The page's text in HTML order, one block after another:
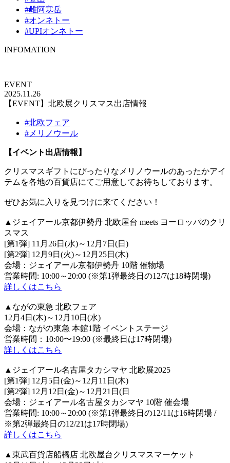
#雌阿寒岳
#オンネトー
#UPIオンネトー
INFOMATION
EVENT
2025.11.26
【EVENT】北欧展クリスマス出店情報
#北欧フェア
#メリノウール
【イベント出店情報】
クリスマスギフトにぴったりなメリノウールのあったかアイ
テムを各地の百貨店にてご用意してお待ちしております。
ぜひお気に入りを見つけに来てください！
▲ジェイアール京都伊勢丹 北欧屋台 meets ヨーロッパのクリ
スマス
[第1弾] 11月26日(水)～12月7日(日)
[第2弾] 12月9日(火)～12月25日(木)
会場：ジェイアール京都伊勢丹 10階 催物場
営業時間: 10:00～20:00 (※第1弾最終日の12/7は18時閉場)
詳しくはこちら
▲ながの東急 北欧フェア
12月4日(木)～12月10日(水)
会場：ながの東急 本館1階 イベントステージ
営業時間：10:00〜19:00 (※最終日は17時閉場)
詳しくはこちら
▲ジェイアール名古屋タカシマヤ 北欧展2025
[第1弾] 12月5日(金)～12月11日(木)
[第2弾] 12月12日(金)～12月21日(日
会場：ジェイアール名古屋タカシマヤ 10階 催会場
営業時間: 10:00～20:00 (※第1弾最終日の12/11は16時閉場 /
※第2弾最終日の12/21は17時閉場)
詳しくはこちら
▲東武百貨店船橋店 北欧屋台クリスマスマーケット